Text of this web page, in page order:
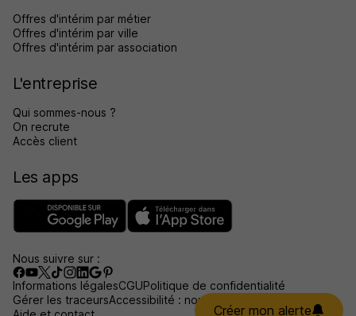
Créer mon alerte
Offres d'intérim par métier
Offres d'intérim par ville
Offres d'intérim par association
L'entreprise
Qui sommes-nous ?
On recrute
Accès client
Les apps
Nous suivre sur :
Informations légalesCGUPolitique de confidentialité
Gérer les traceursAccessibilité : non conforme